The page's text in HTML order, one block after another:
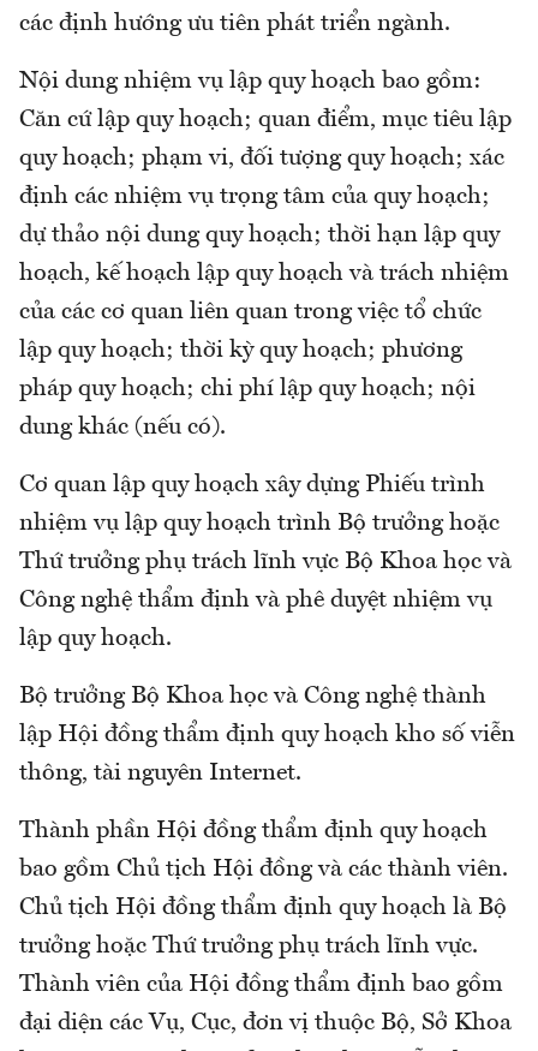
các định hướng ưu tiên phát triển ngành.
Nội dung nhiệm vụ lập quy hoạch bao gồm:
Căn cứ lập quy hoạch; quan điểm, mục tiêu lập
quy hoạch; phạm vi, đối tượng quy hoạch; xác
định các nhiệm vụ trọng tâm của quy hoạch;
dự thảo nội dung quy hoạch; thời hạn lập quy
hoạch, kế hoạch lập quy hoạch và trách nhiệm
của các cơ quan liên quan trong việc tổ chức
lập quy hoạch; thời kỳ quy hoạch; phương
pháp quy hoạch; chi phí lập quy hoạch; nội
dung khác (nếu có).
Cơ quan lập quy hoạch xây dựng Phiếu trình
nhiệm vụ lập quy hoạch trình Bộ trưởng hoặc
Thứ trưởng phụ trách lĩnh vực Bộ Khoa học và
Công nghệ thẩm định và phê duyệt nhiệm vụ
lập quy hoạch.
Bộ trưởng Bộ Khoa học và Công nghệ thành
lập Hội đồng thẩm định quy hoạch kho số viễn
thông, tài nguyên Internet.
Thành phần Hội đồng thẩm định quy hoạch
bao gồm Chủ tịch Hội đồng và các thành viên.
Chủ tịch Hội đồng thẩm định quy hoạch là Bộ
trưởng hoặc Thứ trưởng phụ trách lĩnh vực.
Thành viên của Hội đồng thẩm định bao gồm
đại diện các Vụ, Cục, đơn vị thuộc Bộ, Sở Khoa